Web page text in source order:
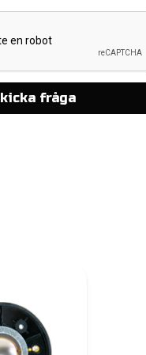
fråga